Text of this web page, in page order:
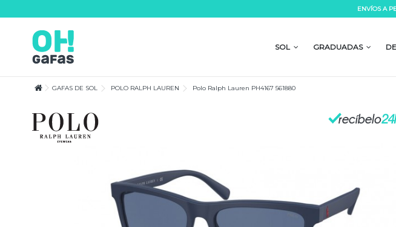
Lorem ipsum dolor sit amet, consectetur adipisicing elit, sed do eiusmod tempor incididunt ut labore et dolore
magna aliqua. Ut enim ad minim veniam, quis nostrud exercitation ullamco laboris nisi ut aliquip ex ea commodo
consequat.
ENVÍOS A
SOL GRADUADAS
GAFAS DE SOL POLO RALPH LAUREN Polo Ralph Lauren PH4167 561880